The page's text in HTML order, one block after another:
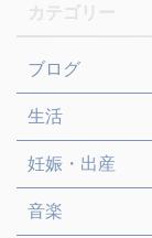
ブログ
生活
妊娠・出産
音楽